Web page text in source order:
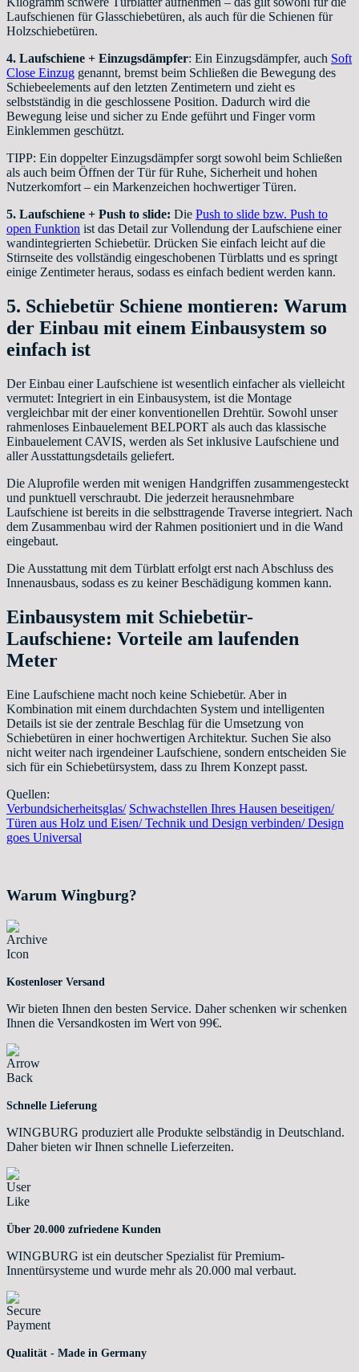
Laufschienen für Glasschiebetüren, als auch für die Schienen für
Holzschiebetüren.
4. Laufschiene + Einzugsdämpfer: Ein Einzugsdämpfer, auch Soft
Close Einzug genannt, bremst beim Schließen die Bewegung des
Schiebeelements auf den letzten Zentimetern und zieht es
selbstständig in die geschlossene Position. Dadurch wird die
Bewegung leise und sicher zu Ende geführt und Finger vorm
Einklemmen geschützt.
TIPP: Ein doppelter Einzugsdämpfer sorgt sowohl beim Schließen
als auch beim Öffnen der Tür für Ruhe, Sicherheit und hohen
Nutzerkomfort – ein Markenzeichen hochwertiger Türen.
5. Laufschiene + Push to slide: Die Push to slide bzw. Push to
open Funktion ist das Detail zur Vollendung der Laufschiene einer
wandintegrierten Schiebetür. Drücken Sie einfach leicht auf die
Stirnseite des vollständig eingeschobenen Türblatts und es springt
einige Zentimeter heraus, sodass es einfach bedient werden kann.
5. Schiebetür Schiene montieren: Warum
der Einbau mit einem Einbausystem so
einfach ist
Der Einbau einer Laufschiene ist wesentlich einfacher als vielleicht
vermutet: Integriert in ein Einbausystem, ist die Montage
vergleichbar mit der einer konventionellen Drehtür. Sowohl unser
rahmenloses Einbauelement BELPORT als auch das klassische
Einbauelement CAVIS, werden als Set inklusive Laufschiene und
aller Ausstattungsdetails geliefert.
Die Aluprofile werden mit wenigen Handgriffen zusammengesteckt
und punktuell verschraubt. Die jederzeit herausnehmbare
Laufschiene ist bereits in die selbsttragende Traverse integriert. Nach
dem Zusammenbau wird der Rahmen positioniert und in die Wand
eingebaut.
Die Ausstattung mit dem Türblatt erfolgt erst nach Abschluss des
Innenausbaus, sodass es zu keiner Beschädigung kommen kann.
Einbausystem mit Schiebetür-
Laufschiene: Vorteile am laufenden
Meter
Eine Laufschiene macht noch keine Schiebetür. Aber in
Kombination mit einem durchdachten System und intelligenten
Details ist sie der zentrale Beschlag für die Umsetzung von
Schiebetüren in einer hochwertigen Architektur. Suchen Sie also
nicht weiter nach irgendeiner Laufschiene, sondern entscheiden Sie
sich für ein Schiebetürsystem, dass zu Ihrem Konzept passt.
Quellen:
Verbundsicherheitsglas/ Schwachstellen Ihres Hausen beseitigen/
Türen aus Holz und Eisen/Technik und Design verbinden/Design
goes Universal
Warum Wingburg?
Kostenloser Versand
Wir bieten Ihnen den besten Service. Daher schenken wir schenken
Ihnen die Versandkosten im Wert von 99€.
Schnelle Lieferung
WINGBURG produziert alle Produkte selbständig in Deutschland.
Daher bieten wir Ihnen schnelle Lieferzeiten.
Über 20.000 zufriedene Kunden
WINGBURG ist ein deutscher Spezialist für Premium-
Innentürsysteme und wurde mehr als 20.000 mal verbaut.
Qualität - Made in Germany